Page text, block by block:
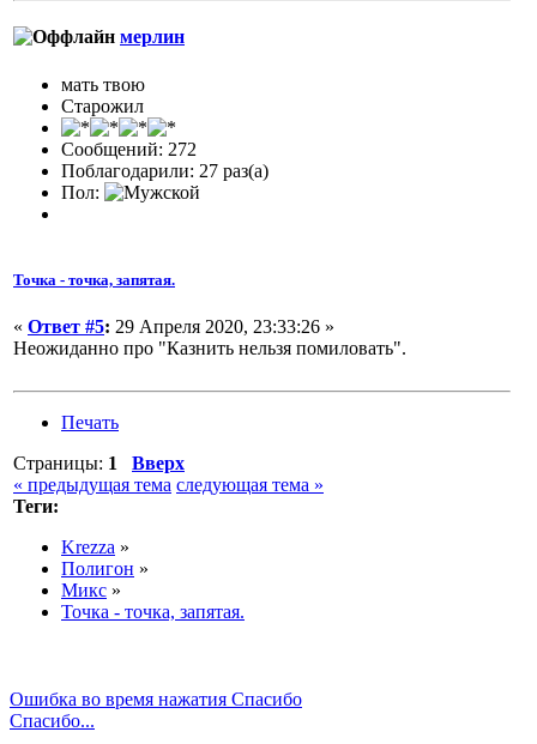
мерлин
мать твою
Старожил
Сообщений: 272
Поблагодарили: 27 раз(а)
Пол:
Точка - точка, запятая.
« Ответ #5: 29 Апреля 2020, 23:33:26 »
Неожиданно про "Казнить нельзя помиловать".
Печать
Страницы: 1
Вверх
« предыдущая тема следующая тема »
Теги:
Krezza »
Полигон »
Микс »
Точка - точка, запятая.
Ошибка во время нажатия Спасибо
Спасибо...